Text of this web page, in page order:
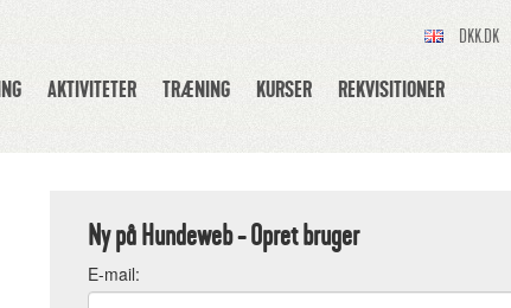
DKK.DK
AKTIVITETER TRÆNING KURSER REKVISITIONER
Ny på Hundeweb - Opret bruger
E-mail: